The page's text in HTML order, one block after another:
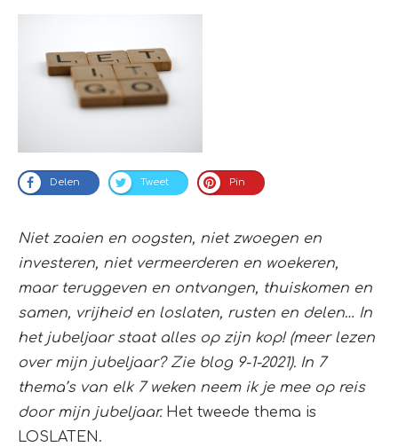
Delen Tweet Pin
Niet zaaien en oogsten, niet zwoegen en
investeren, niet vermeerderen en woekeren,
maar teruggeven en ontvangen, thuiskomen en
samen, vrijheid en loslaten, rusten en delen… In
het jubeljaar staat alles op zijn kop! (meer lezen
over mijn jubeljaar? Zie blog 9-1-2021). In 7
thema’s van elk 7 weken neem ik je mee op reis
door mijn jubeljaar.Het tweede thema is
LOSLATEN.